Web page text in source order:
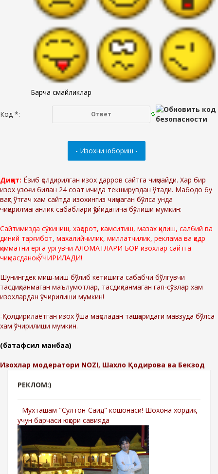
Барча смайликлар
Код *:
Диққат: Ёзиб қолдирилган изох дарров сайтга чиқмайди. Хар бир
изох узоғи билан 24 соат ичида текширувдан ўтади. Мабодо бу
вақт ўтгач хам сайтда изохингиз чиқмаган бўлса унда
чиқарилмаганлик сабаблари қўйидагича бўлиши мумкин:
Сайтимизда сўкиниш, хақорот, камситиш, мазах қилиш, салбий ва
диний тарғибот, махалийчилик, миллатчилик, реклама ва қадр
қимматни ерга ургувчи АЛОМАТЛАРИ БОР изохлар сайтга
чиқмасданоқ ЎЧИРИЛАДИ!
Шунингдек миш-миш бўлиб кетишига сабабчи бўлгувчи
тасдиқланмаган маълумотлар, тасдиқланмаган гап-сўзлар хам
изохлардан ўчирилиши мумкин!
-Қолдирилаётган изох ўша мақоладан ташқаридаги мавзуда бўлса
хам ўчирилиши мумкин.
(батафсил манбаа)
Изохлар модератори NOZI, Шахло Қодирова ва Бекзод
РЕКЛОМ:)
-Мухташам "Султон-Саид" кошонаси! Шохона хордиқ
учун барчаси юқори савияда